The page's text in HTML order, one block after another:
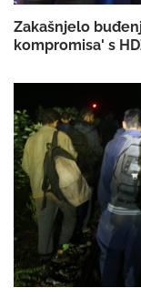
Zakašnjelo
kompromisa' s